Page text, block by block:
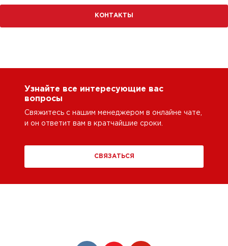
КОНТАКТЫ
Узнайте все интересующие вас
вопросы
Свяжитесь с нашим менеджером в онлайне чате,
и он ответит вам в кратчайшие сроки.
СВЯЗАТЬСЯ